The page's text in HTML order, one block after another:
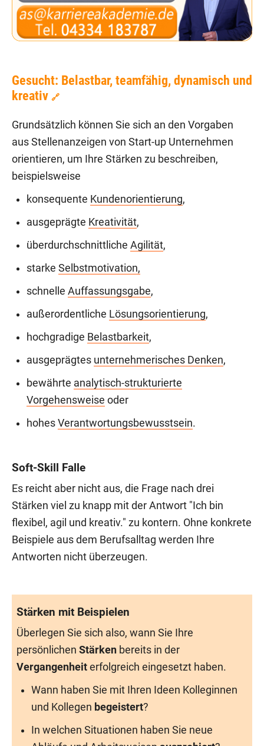
Gesucht: Belastbar, teamfähig, dynamisch und
kreativ 🔗
Grundsätzlich können Sie sich an den Vorgaben
aus Stellenanzeigen von Start-up Unternehmen
orientieren, um Ihre Stärken zu beschreiben,
beispielsweise
konsequente Kundenorientierung,
ausgeprägte Kreativität,
überdurchschnittliche Agilität,
starke Selbstmotivation,
schnelle Auffassungsgabe,
außerordentliche Lösungsorientierung,
hochgradige Belastbarkeit,
ausgeprägtes unternehmerisches Denken,
bewährte analytisch-strukturierte
Vorgehensweise oder
hohes Verantwortungsbewusstsein.
Soft-Skill Falle
Es reicht aber nicht aus, die Frage nach drei
Stärken viel zu knapp mit der Antwort "Ich bin
flexibel, agil und kreativ." zu kontern. Ohne konkrete
Beispiele aus dem Berufsalltag werden Ihre
Antworten nicht überzeugen.
Stärken mit Beispielen
Überlegen Sie sich also, wann Sie Ihre
persönlichen Stärken bereits in der
Vergangenheit erfolgreich eingesetzt haben.
Wann haben Sie mit Ihren Ideen Kolleginnen
und Kollegen begeistert?
In welchen Situationen haben Sie neue